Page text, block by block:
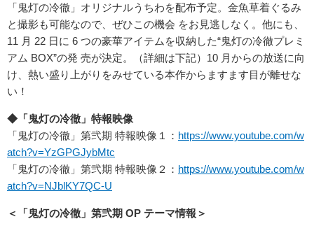
「鬼灯の冷徹」オリジナルうちわを配布予定。金魚草着ぐるみ
と撮影も可能なので、ぜひこの機会 をお見逃しなく。他にも、
11 月 22 日に 6 つの豪華アイテムを収納した“鬼灯の冷徹プレミ
アム BOX”の発 売が決定。（詳細は下記）10 月からの放送に向
け、熱い盛り上がりをみせている本作からますます目が離せな
い！
◆「鬼灯の冷徹」特報映像
「鬼灯の冷徹」第弐期 特報映像１： https://www.youtube.com/w
atch?v=YzGPGJybMtc
「鬼灯の冷徹」第弐期 特報映像２： https://www.youtube.com/w
atch?v=NJblKY7QC-U
＜「鬼灯の冷徹」第弐期 OP テーマ情報＞